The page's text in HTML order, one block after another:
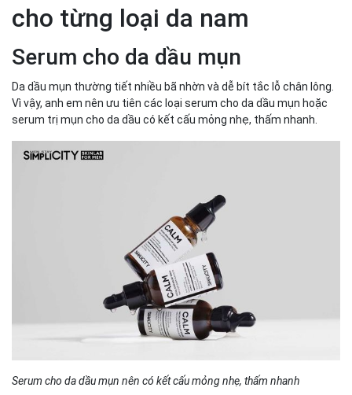
cho từng loại da nam
Serum cho da dầu mụn
Da dầu mụn thường tiết nhiều bã nhờn và dễ bít tắc lỗ chân lông.
Vì vậy, anh em nên ưu tiên các loại serum cho da dầu mụn hoặc
serum trị mụn cho da dầu có kết cấu mỏng nhẹ, thấm nhanh.
Serum cho da dầu mụn nên có kết cấu mỏng nhẹ, thấm nhanh